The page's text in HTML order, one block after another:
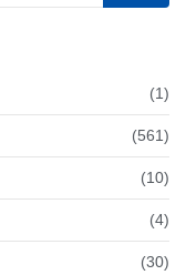
(1)
(561)
(10)
(4)
(30)